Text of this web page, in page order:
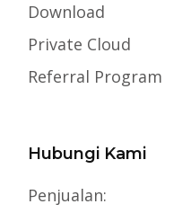
Download
Private Cloud
Referral Program
Hubungi Kami
Penjualan: